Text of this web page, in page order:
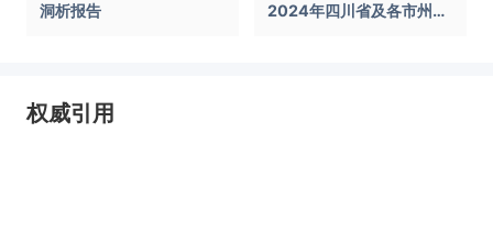
洞析报告
2024年四川省及各市州工
权威引用